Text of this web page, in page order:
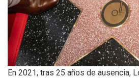
En 2021, tras 25 años de ausencia,